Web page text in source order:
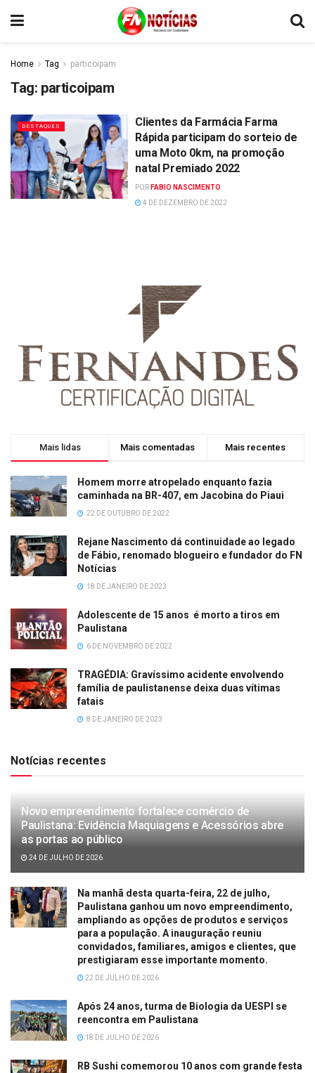
Home Tag particoipam
Tag: particoipam
DESTAQUES
Clientes da Farmácia Farma
Rápida participam do sorteio de
uma Moto 0km, na promoção
natal Premiado 2022
POR FABIO NASCIMENTO
4 DE DEZEMBRO DE 2022
Mais lidas Mais comentadas Mais recentes
Homem morre atropelado enquanto fazia
caminhada na BR-407, em Jacobina do Piaui
22 DE OUTUBRO DE 2022
Rejane Nascimento dá continuidade ao legado
de Fábio, renomado blogueiro e fundador do FN
Notícias
18 DE JANEIRO DE 2023
Adolescente de 15 anos é morto a tiros em
Paulistana
6 DE NOVEMBRO DE 2022
TRAGÉDIA: Gravíssimo acidente envolvendo
família de paulistanense deixa duas vítimas
fatais
8 DE JANEIRO DE 2023
Notícias recentes
Novo empreendimento fortalece comércio de
Paulistana: Evidência Maquiagens e Acessórios abre
as portas ao público
24 DE JULHO DE 2026
Na manhã desta quarta-feira, 22 de julho,
Paulistana ganhou um novo empreendimento,
ampliando as opções de produtos e serviços
para a população. A inauguração reuniu
convidados, familiares, amigos e clientes, que
prestigiaram esse importante momento.
22 DE JULHO DE 2026
Após 24 anos, turma de Biologia da UESPI se
reencontra em Paulistana
18 DE JULHO DE 2026
RB Sushi comemorou 10 anos com grande festa